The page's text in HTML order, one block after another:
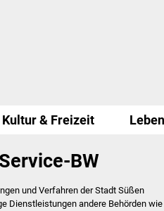
Kultur & Freizeit
BW
und Verfahren der Stadt Süßen
Dienstleistungen andere Behörden wie